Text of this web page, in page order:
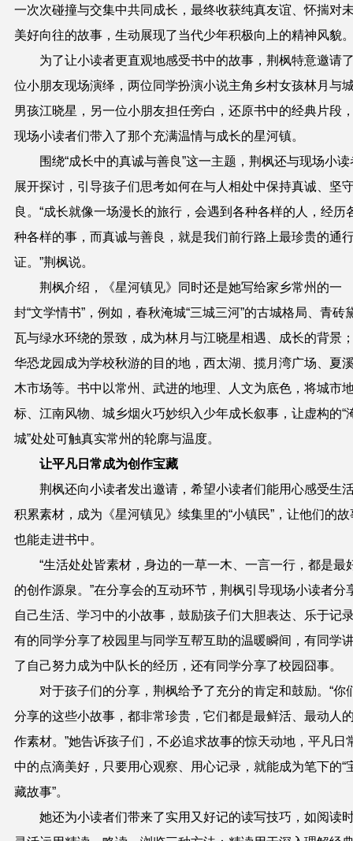
一次次碰撞与交集中共同成长，最终收获纯真友谊、怀揣对
美好向往的故事，生动展现了当代少年积极向上的精神风貌
为了让小读者更直观地感受书中的故事，荆枫特意邀请
位小朋友现场演绎，两位同学扮演小说主角乡村女孩林月与
男孩江晓星，另一位小朋友担任旁白，还原书中的经典片段
现场小读者们带入了那个充满温情与成长的星河镇。
围绕“成长中的真诚与善良”这一主题，荆枫还与现场小读
展开探讨，引导孩子们思考如何在与人相处中保持真诚、坚
良。“成长就像一场漫长的旅行，会遇到各种各样的人，经历
种各样的事，而真诚与善良，就是我们前行路上最珍贵的通
证。”荆枫说。
荆枫介绍，《星河镇见》同时还是她写给家乡常州的一
封“文学情书”，例如，春秋淹城“三城三河”的古城格局、青砖
瓦与绿水环绕的景致，成为林月与江晓星相遇、成长的背景
华恐龙园成为学校秋游的目的地，西太湖、揽月湾广场、夏
木市场等。书中以常州、武进的地理、人文为底色，将城市
标、江南风物、城乡烟火巧妙织入少年成长叙事，让虚构的“
城”处处可触真实常州的轮廓与温度。
让平凡日常成为创作宝藏
荆枫还向小读者发出邀请，希望小读者们能用心感受生
积累素材，成为《星河镇见》续集里的“小镇民”，让他们的故
也能走进书中。
“生活处处皆素材，身边的一草一木、一言一行，都是最
的创作源泉。”在分享会的互动环节，荆枫引导现场小读者分
自己生活、学习中的小故事，鼓励孩子们大胆表达、乐于记
有的同学分享了校园里与同学互帮互助的温暖瞬间，有同学
了自己努力成为中队长的经历，还有同学分享了校园囧事。
对于孩子们的分享，荆枫给予了充分的肯定和鼓励。“你
分享的这些小故事，都非常珍贵，它们都是最鲜活、最动人
作素材。”她告诉孩子们，不必追求故事的惊天动地，平凡日
中的点滴美好，只要用心观察、用心记录，就能成为笔下的“
藏故事”。
她还为小读者们带来了实用又好记的读写技巧，如阅读